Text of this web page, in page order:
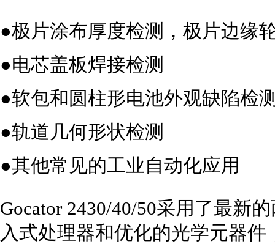
●极片涂布厚度检测，极片边缘
●电芯盖板焊接检测
●软包和圆柱形电池外观缺陷检
●轨道几何形状检测
●其他常见的工业自动化应用
Gocator 2430/40/50采用了最新
入式处理器和优化的光学元器